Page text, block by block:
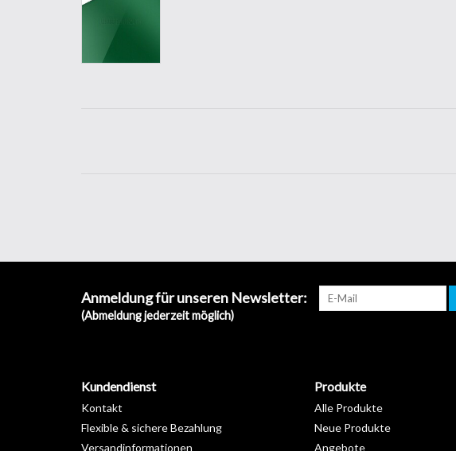
Anmeldung für unseren Newsletter:
(Abmeldung jederzeit möglich)
Kundendienst
Kontakt
Flexible & sichere Bezahlung
Versandinformationen
Produkte
Alle Produkte
Neue Produkte
Angebote